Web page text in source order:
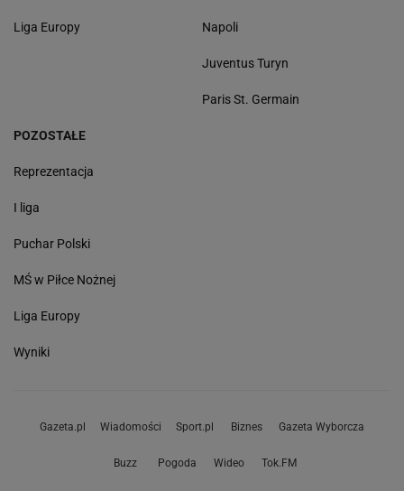
Liga Europy Napoli
Juventus Turyn
Paris St. Germain
POZOSTAŁE
Reprezentacja
I liga
Puchar Polski
MŚ w Piłce Nożnej
Liga Europy
Wyniki
Gazeta.pl Wiadomości Sport.pl Biznes Gazeta Wyborcza
Buzz Pogoda Wideo Tok.FM